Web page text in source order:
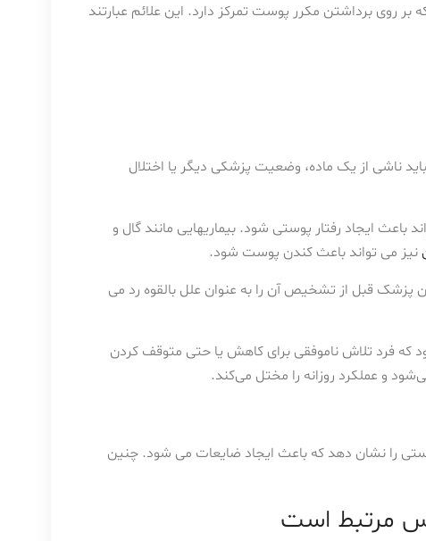
روی برداشتن مکرر پوست تمرکز دارد. این علائم عبارتند
ناشی از یک ماده، وضعیت پزشکی دیگر یا اختلال
باعث ایجاد رفتار پوستی شود. بیماریهایی مانند گال و
نیز می تواند باعث کندن پوست شود.
پزشک قبل از تشخیص آن را به عنوان علل بالقوه رد می
فرد تلاش ناموفقی برای کاهش یا حتی متوقف کردن
و عملکرد روزانه را مختل می‌کند.
را نشان دهد که باعث ایجاد ضایعات می شود. چنین
مرتبط است